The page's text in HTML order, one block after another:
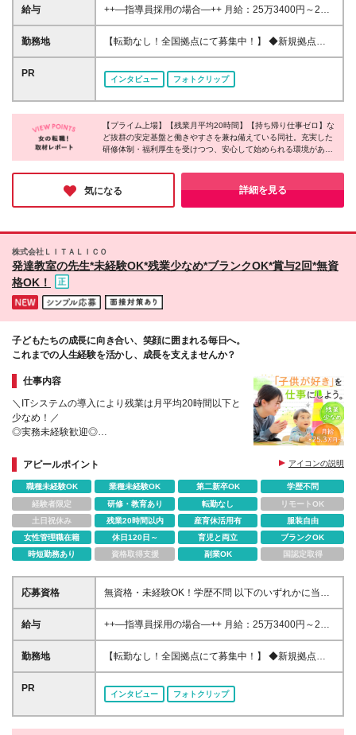
免許、保育士、幼稚園教諭、社会福祉士、精神保健福
聴覚士、作業療法士の資格をお持ちの方 ■教育・社
会・心理・福祉系の学部・学科を卒業した方 ■児童福
ない方は、 強度行動障害初任者研修（基礎）をご受
給与
++—指導員採用の場合—++ 月給：25万3400円～26
万8400円 ※固定残業代（20時間分／3万3400円～3万
6000円）を含む。超過分は別途支給。 ※経験を考慮
勤務地
【転勤なし！全国拠点にて募集中！】 ◆新規拠点も
全国各地で随時OPEN予定 ◆駅から徒歩5～10分の教
室です ■東京都 門前仲町、高田馬場、荻窪、自由が
丘、三軒茶屋、お茶の水、蒲田、東銀座、八王子、池
袋、赤羽、中目黒 ■神奈川県 新杉田、金沢文庫、戸
塚、新横浜、横浜、たまﾌﾟﾗｰｻﾞ、関内、海老名、本厚
木、溝の口、川崎、武蔵小杉、相模大野、橋本、藤沢
■埼玉県 浦和、大宮、東浦和、越谷、戸田公園、志
木、川口、三郷 ■千葉県 行徳、松戸、千葉、船橋 ■愛
知県 名古屋伏見、名駅 ■静岡県 静岡 ■大阪府 堺東、
天王寺、あびこ、心斎橋、なんば日本橋、京橋、梅田
■広島県 広島皆実 ※本社：東京都目黒区上目黒2-1-1
PR
インタビュー フォトクリップ
【プライム上場】【残業月平均20時間】【持ち帰り仕事ゼロ】な
ど抜群の安定基盤と働きやすさを兼ね備えている同社。充実した
研修体制・福利厚生を受けつつ、安心して始められる環境がある
ことは勿論、保育士、幼稚園教諭、塾講師など様々な経歴や資格
を持つ先輩たちと協力しながら進められるスタイルだそうで、未
経験の方でも活躍できる環境だと感じました！同社で目の前の方
に寄り添うお仕事を始めてみませんか。
気になる 詳細を見る
株式会社ＬＩＴＡＬＩＣＯ
発達教室の先生*未経験OK*残業少なめ*ブランクOK*賞与2回*無資
格OK！
子どもたちの成長に向き合い、笑顔に囲まれる毎日へ。
これまでの人生経験を活かし、成長を支えませんか？
仕事内容
＼ITシステムの導入により残業は月平均20時間以下と
少なめ！／
◎実務未経験歓迎◎
◎女性リーダー活躍中！
アピールポイント アイコンの説明
職種未経験OK 業種未経験OK 第二新卒OK
学歴不問
経験者限定
研修・教育あり 転勤なし
リモートOK
土日祝休み
残業20時間以内 産育休活用有
服装自由
女性管理職在籍
休日120日～ 育児と両立
ブランクOK
時短勤務あり
資格取得支援 副業OK 国認定取得
応募資格
無資格・未経験OK！学歴不問 以下のいずれかに当て
はまる方 ■児童発達支援管理責任者 ■小・中・高教員
免許、保育士、幼稚園教諭、社会福祉士、精神保健福
聴覚士、作業療法士の資格をお持ちの方 ■教育・社
会・心理・福祉系の学部・学科を卒業した方 ■児童福
ない方は、 強度行動障害初任者研修（基礎）をご受
給与
++—指導員採用の場合—++ 月給：25万3400円～26
万8400円 ※固定残業代（20時間分／3万3400円～3万
6000円）を含む。超過分は別途支給。 ※経験を考慮
勤務地
【転勤なし！全国拠点にて募集中！】 ◆新規拠点も
全国各地で随時OPEN予定 ◆駅から徒歩5～10分の教
室です ■東京都 西日暮里、江戸川橋、西早稲田、高円
寺、経堂、明大前、成城、駒沢、西武柳沢、六町 ■神
奈川県 二俣川、東戸塚、綱島、大倉山、反町、ｾﾝﾀｰ
南、中山、大船、茅ヶ崎、中野島、武蔵新城、高座渋
PR
インタビュー フォトクリップ